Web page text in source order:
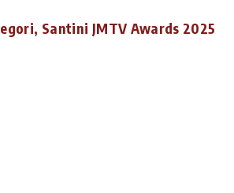
Santini JMTV Awards 2025